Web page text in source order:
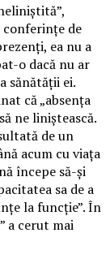
conferinţe de
ea nu a
o dacă nu ar
sănătăţii ei.
că „absenţa
ne liniştească.
de un
acum cu viaţa
începe să-şi
sa de a
la funcţie”. În
a cerut mai